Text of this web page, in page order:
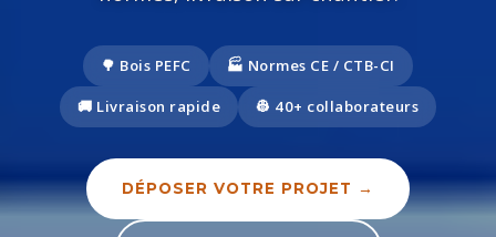
🌳 Bois PEFC 🏭 Normes CE / CTB-CI
🚚 Livraison rapide 👷 40+ collaborateurs
DÉPOSER VOTRE PROJET →